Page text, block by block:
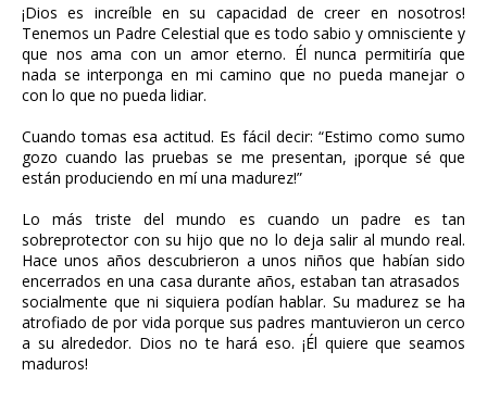
¡Dios es increíble en su capacidad de creer en nosotros!
Tenemos un Padre Celestial que es todo sabio y omnisciente y
que nos ama con un amor eterno. Él nunca permitiría que
nada se interponga en mi camino que no pueda manejar o
con lo que no pueda lidiar.
Cuando tomas esa actitud. Es fácil decir: “Estimo como sumo
gozo cuando las pruebas se me presentan, ¡porque sé que
están produciendo en mí una madurez!”
Lo más triste del mundo es cuando un padre es tan
sobreprotector con su hijo que no lo deja salir al mundo real.
Hace unos años descubrieron a unos niños que habían sido
encerrados en una casa durante años, estaban tan atrasados ​​
socialmente que ni siquiera podían hablar. Su madurez se ha
atrofiado de por vida porque sus padres mantuvieron un cerco
a su alrededor. Dios no te hará eso. ¡Él quiere que seamos
maduros!